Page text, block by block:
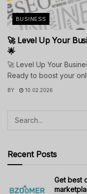
BUSINESS
🚀 Level Up Your
🌟
🚀 Level Up Your
Ready to boost your
BY 10.02.2026
Recent Posts
Get best